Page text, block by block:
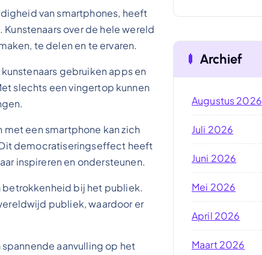
van smartphones, heeft
over de hele wereld
te delen en te ervaren.
gebruiken apps en
slechts een vingertop kunnen
een smartphone kan zich
democratiseringseffect heeft
inspireren en ondersteunen.
bij het publiek.
publiek, waardoor er
aanvulling op het
Archief
Augustus 2026
Juli 2026
Juni 2026
Mei 2026
April 2026
Maart 2026